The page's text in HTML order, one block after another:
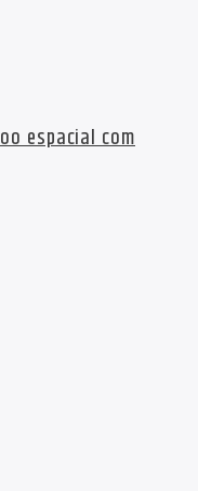
espacial com